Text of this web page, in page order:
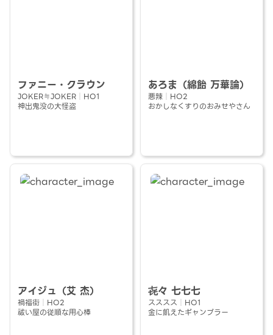
ファニー・クラウン
JOKER≒JOKER┆HO1
神出鬼没の大怪盗
あろま（綿飴 万華論）
悪辣┆HO2
おかしなくすりのおみせやさん
アイジュ（艾 杰）
禍福街┆HO2
祓い屋の従順な用心棒
㐂々 七七七
スススス┆HO1
金に飢えたギャンブラー